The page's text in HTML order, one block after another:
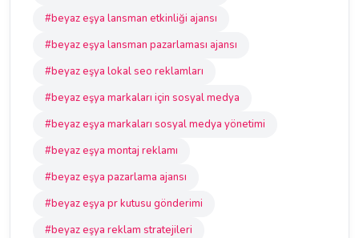
#beyaz eşya lansman etkinliği ajansı
#beyaz eşya lansman pazarlaması ajansı
#beyaz eşya lokal seo reklamları
#beyaz eşya markaları için sosyal medya
#beyaz eşya markaları sosyal medya yönetimi
#beyaz eşya montaj reklamı
#beyaz eşya pazarlama ajansı
#beyaz eşya pr kutusu gönderimi
#beyaz eşya reklam stratejileri